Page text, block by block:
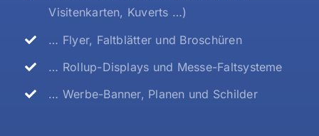
Visitenkarten, Kuverts …)
… Flyer, Faltblätter und Broschüren
… Rollup-Displays und Messe-Faltsysteme
… Werbe-Banner, Planen und Schilder